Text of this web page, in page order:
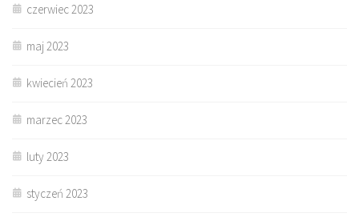
czerwiec 2023
maj 2023
kwiecień 2023
marzec 2023
luty 2023
styczeń 2023